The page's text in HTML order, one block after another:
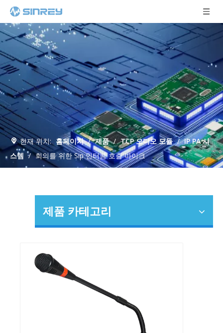
현재 위치: 홈페이지 / 제품 / TCP 오디오 모듈 / IP PA 시
스템 / 회의를 위한 Sip 인터콤 호출 마이크
제품 카테고리